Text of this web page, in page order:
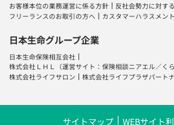
お客様本位の業務運営に係る方針
反社会勢力に対す
フリーランスのお取引の方へ
カスタマーハラスメン
日本生命グループ企業
日本生命保険相互会社
株式会社ＬＨＬ （運営サイト：保険相談ニアエル／ く
株式会社ライフサロン
株式会社ライフプラザパート
サイトマップ
WEBサイト